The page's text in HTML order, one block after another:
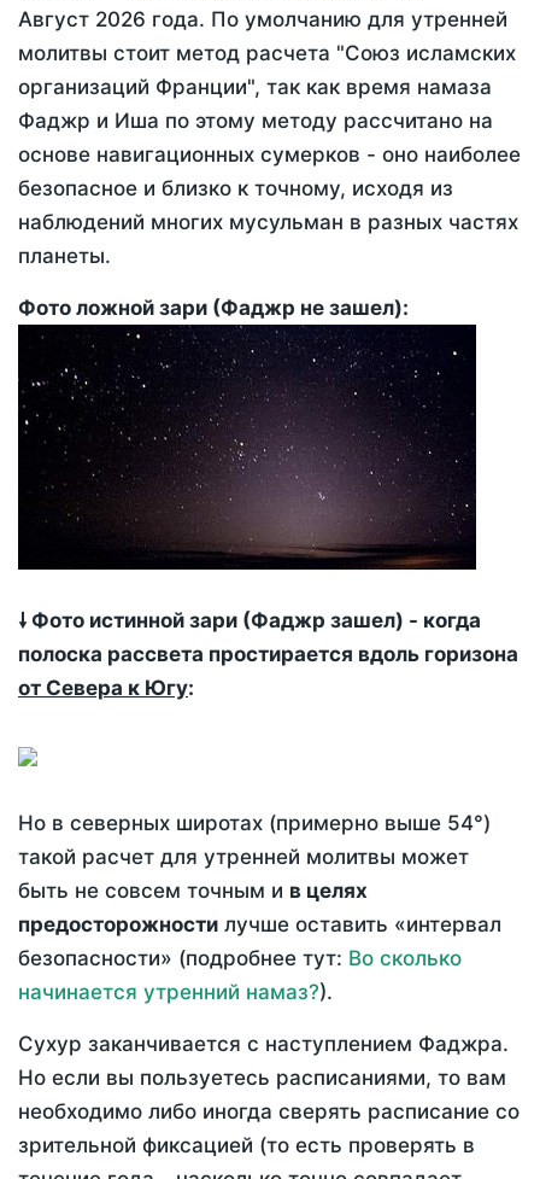
Август 2026 года. По умолчанию для утренней
молитвы стоит метод расчета "Союз исламских
организаций Франции", так как время намаза
Фаджр и Иша по этому методу рассчитано на
основе навигационных сумерков - оно наиболее
безопасное и близко к точному, исходя из
наблюдений многих мусульман в разных частях
планеты.
Фото ложной зари (Фаджр не зашел):
🠗 Фото истинной зари (Фаджр зашел) - когда
полоска рассвета простирается вдоль горизона
от Севера к Югу:
Но в северных широтах (примерно выше 54°)
такой расчет для утренней молитвы может
быть не совсем точным и в целях
предосторожности лучше оставить «интервал
безопасности» (подробнее тут: Во сколько
начинается утренний намаз?).
Сухур заканчивается с наступлением Фаджра.
Но если вы пользуетесь расписаниями, то вам
необходимо либо иногда сверять расписание со
зрительной фиксацией (то есть проверять в